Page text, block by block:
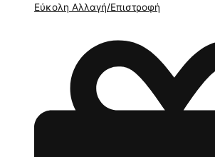
Εύκολη Αλλαγή/Επιστροφή